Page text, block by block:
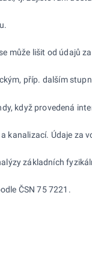
lišit od údajů
příp. dalším
když provedená
Údaje
základních
ČSN 75 7221.